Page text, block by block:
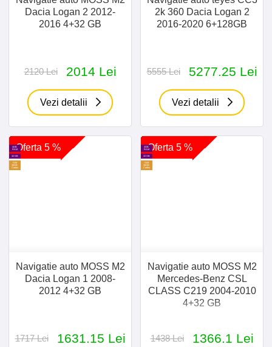
Dacia Logan 2 2012-
2016 4+32 GB
2120 Lei 2014 Lei
Vezi detalii
2k 360 Dacia Logan 2
2016-2020 6+128GB
5555 Lei 5277.25 Lei
Vezi detalii
Oferta 5 %
4GB
RAM
32 GB
SIM
30GB
Cadou
Navigatie auto MOSS M2
Dacia Logan 1 2008-
2012 4+32 GB
1717 Lei 1631.15 Lei
Oferta 5 %
4GB
RAM
32 GB
SIM
30GB
Cadou
Navigatie auto MOSS M2
Mercedes-Benz CSL
CLASS C219 2004-2010
4+32 GB
1438 Lei 1366.1 Lei